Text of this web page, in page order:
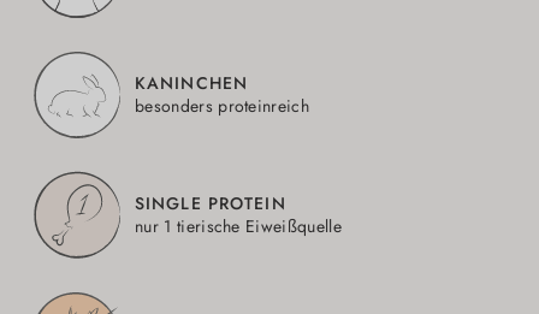
KANINCHEN
besonders proteinreich
SINGLE PROTEIN
nur 1 tierische Eiweißquelle